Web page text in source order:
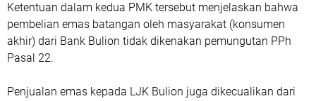
Ketentuan dalam kedua PMK tersebut menjelaskan bahwa
pembelian emas batangan oleh masyarakat (konsumen
akhir) dari Bank Bulion tidak dikenakan pemungutan PPh
Pasal 22.
Penjualan emas kepada LJK Bulion juga dikecualikan dari